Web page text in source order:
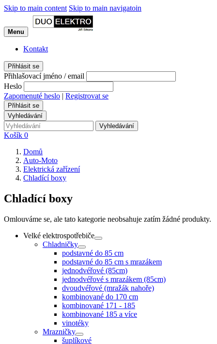
Skip to main content Skip to main navigatoin
Menu
Kontakt
Přihlásit se
Přihlašovací jméno / email
Heslo
Zapomenuté heslo | Registrovat se
Přihlásit se
Vyhledávání
Vyhledávání
Košík 0
Domů
Auto-Moto
Elektrická zařízení
Chladící boxy
Chladící boxy
Omlouváme se, ale tato kategorie neobsahuje zatím žádné produkty.
Velké elektrospotřebiče
Chladničky
podstavné do 85 cm
podstavné do 85 cm s mrazákem
jednodvéřové (85cm)
jednodvéřové s mrazákem (85cm)
dvoudvéřové (mražák nahoře)
kombinované do 170 cm
kombinované 171 - 185
kombinované 185 a více
vinotéky
Mrazničky
šuplíkové